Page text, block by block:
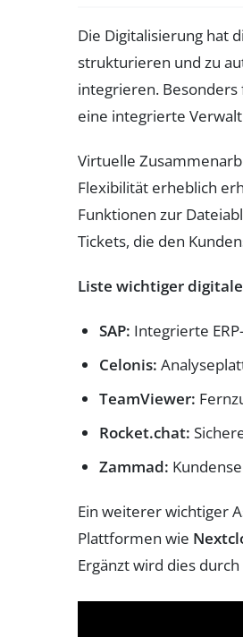
Die Digitalisierung hat
strukturieren und zu
integrieren.
eine integrierte
Virtuelle
Flexibilität erheblich
Funktionen zur
Tickets, die den
Liste wichtiger
SAP: Integrierte
Celonis:
TeamViewer:
Rocket.chat:
Zammad:
Ein weiterer wichtiger
Plattformen wie
Ergänzt wird dies